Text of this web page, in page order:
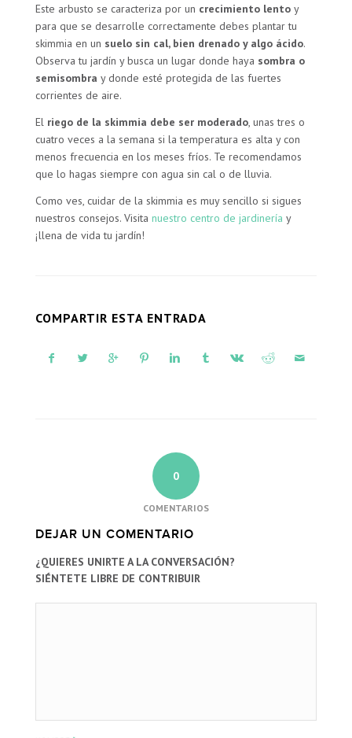
Este arbusto se caracteriza por un crecimiento lento y
para que se desarrolle correctamente debes plantar tu
skimmia en un suelo sin cal, bien drenado y algo ácido.
Observa tu jardín y busca un lugar donde haya sombra o
semisombra y donde esté protegida de las fuertes
corrientes de aire.
El riego de la skimmia debe ser moderado, unas tres o
cuatro veces a la semana si la temperatura es alta y con
menos frecuencia en los meses fríos. Te recomendamos
que lo hagas siempre con agua sin cal o de lluvia.
Como ves, cuidar de la skimmia es muy sencillo si sigues
nuestros consejos. Visitanuestro centro de jardinería y
¡llena de vida tu jardín!
COMPARTIR ESTA ENTRADA
0
COMENTARIOS
DEJAR UN COMENTARIO
¿QUIERES UNIRTE A LA CONVERSACIÓN?
SIÉNTETE LIBRE DE CONTRIBUIR